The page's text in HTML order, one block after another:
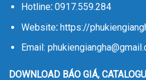
Hotline:0917.559.284
Website: https://
Email:
DOWNLOAD BÁO GIÁ,